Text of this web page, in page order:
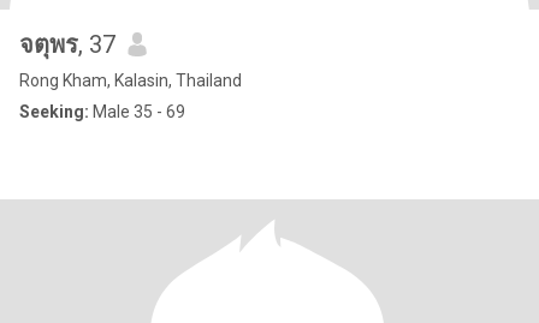
จตุพร, 37
Rong Kham, Kalasin, Thailand
Seeking: Male 35 - 69